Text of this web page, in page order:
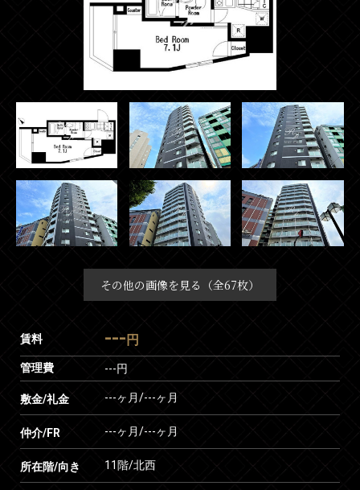
その他の画像を見る（全67枚）
賃料 --- 円
管理費 ---円
敷金/礼金 ---ヶ月/---ヶ月
仲介/FR ---ヶ月/---ヶ月
所在階/向き 11階/北西